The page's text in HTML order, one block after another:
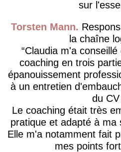
sur
Torsten Mann
la chaîne
Claudia m'a
coaching en trois
épanouissement
à un entretien
du
Le coaching était très
pratique et adapté à ma
Elle m'a notamment fait
mes points